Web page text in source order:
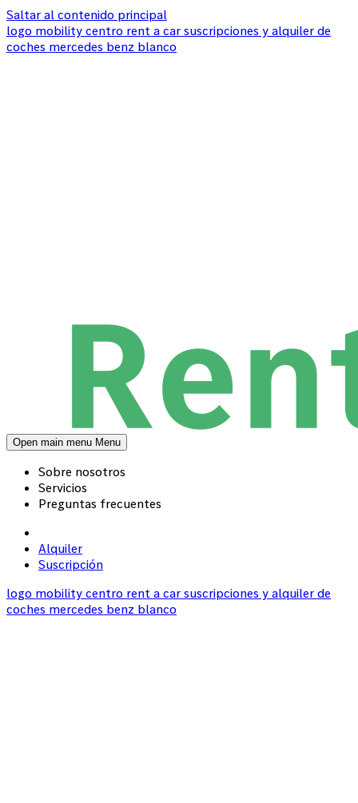
Saltar al contenido principal
logo mobility centro rent a car suscripciones y alquiler de
coches mercedes benz blanco
Open main menu Menu
Sobre nosotros
Servicios
Preguntas frecuentes
Alquiler
Suscripción
logo mobility centro rent a car suscripciones y alquiler de
coches mercedes benz blanco